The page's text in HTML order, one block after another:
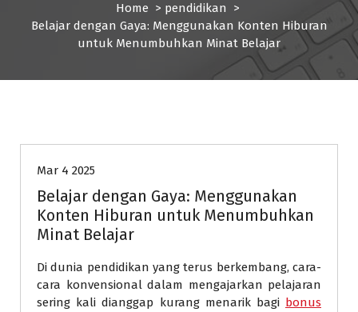
Home > pendidikan >
Belajar dengan Gaya: Menggunakan Konten Hiburan
untuk Menumbuhkan Minat Belajar
Mar 4 2025
Belajar dengan Gaya: Menggunakan
Konten Hiburan untuk Menumbuhkan
Minat Belajar
Di dunia pendidikan yang terus berkembang, cara-
cara konvensional dalam mengajarkan pelajaran
sering kali dianggap kurang menarik bagi bonus